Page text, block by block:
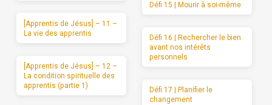
[Apprentis de Jésus] – 11 –
La vie des apprentis
[Apprentis de Jésus] – 12 –
La condition spirituelle des
apprentis (partie 1)
Défi 15 | Mourir à soi-même
Défi 16 | Rechercher le bien
avant nos intérêts
personnels
Défi 17 | Planifier le
changement